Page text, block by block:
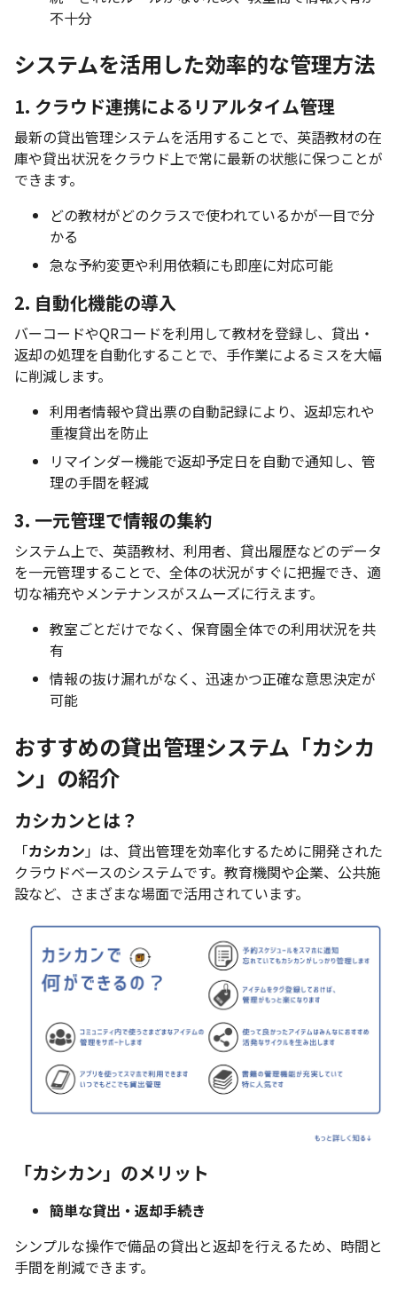
不十分
システムを活用した効率的な管理方法
1. クラウド連携によるリアルタイム管理
最新の貸出管理システムを活用することで、英語教材の在
庫や貸出状況をクラウド上で常に最新の状態に保つことが
できます。
どの教材がどのクラスで使われているかが一目で分
かる
急な予約変更や利用依頼にも即座に対応可能
2. 自動化機能の導入
バーコードやQRコードを利用して教材を登録し、貸出・
返却の処理を自動化することで、手作業によるミスを大幅
に削減します。
利用者情報や貸出票の自動記録により、返却忘れや
重複貸出を防止
リマインダー機能で返却予定日を自動で通知し、管
理の手間を軽減
3. 一元管理で情報の集約
システム上で、英語教材、利用者、貸出履歴などのデータ
を一元管理することで、全体の状況がすぐに把握でき、適
切な補充やメンテナンスがスムーズに行えます。
教室ごとだけでなく、保育園全体での利用状況を共
有
情報の抜け漏れがなく、迅速かつ正確な意思決定が
可能
おすすめの貸出管理システム「カシカ
ン」の紹介
カシカンとは？
「カシカン」は、貸出管理を効率化するために開発された
クラウドベースのシステムです。教育機関や企業、公共施
設など、さまざまな場面で活用されています。
「カシカン」のメリット
簡単な貸出・返却手続き
シンプルな操作で備品の貸出と返却を行えるため、時間と
手間を削減できます。